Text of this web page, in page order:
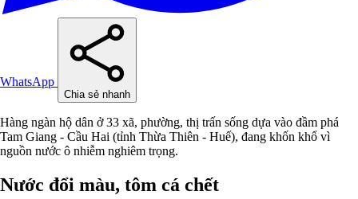
WhatsApp
Chia sẻ nhanh
Hàng ngàn hộ dân ở 33 xã, phường, thị trấn sống dựa vào đầm phá
Tam Giang - Cầu Hai (tỉnh Thừa Thiên - Huế), đang khốn khổ vì
nguồn nước ô nhiễm nghiêm trọng.
Nước đổi màu, tôm cá chết